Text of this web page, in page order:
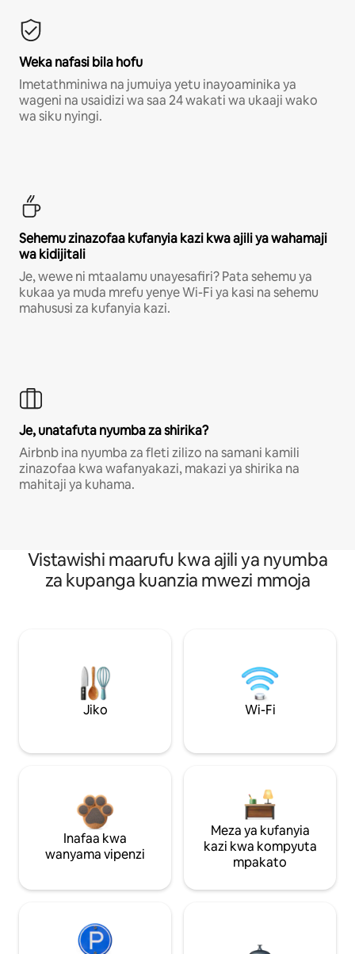
Weka nafasi bila hofu
Imetathminiwa na jumuiya yetu inayoaminika ya
wageni na usaidizi wa saa 24 wakati wa ukaaji wako
wa siku nyingi.
Sehemu zinazofaa kufanyia kazi kwa ajili ya wahamaji
wa kidijitali
Je, wewe ni mtaalamu unayesafiri? Pata sehemu ya
kukaa ya muda mrefu yenye Wi-Fi ya kasi na sehemu
mahususi za kufanyia kazi.
Je, unatafuta nyumba za shirika?
Airbnb ina nyumba za fleti zilizo na samani kamili
zinazofaa kwa wafanyakazi, makazi ya shirika na
mahitaji ya kuhama.
Vistawishi maarufu kwa ajili ya nyumba
za kupanga kuanzia mwezi mmoja
Jiko Wi-Fi
Inafaa kwa
wanyama vipenzi
Meza ya kufanyia
kazi kwa kompyuta
mpakato